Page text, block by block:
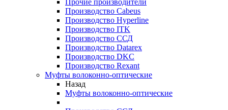
Прочие производители
Производство Cabeus
Производство Hyperline
Производство ITK
Производство ССД
Производство Datarex
Производство DKC
Производство Rexant
Муфты волоконно-оптические
Назад
Муфты волоконно-оптические